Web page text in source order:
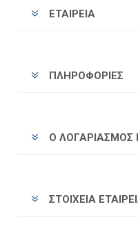
ΕΤΑΙΡΕΊΑ
ΠΛΗΡΟΦΟΡΊΕΣ
Ο ΛΟΓΑΡΙΑΣΜΌΣ
ΣΤΟΙΧΕΊΑ